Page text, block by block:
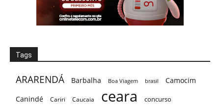
Tags
ARARENDÁ Barbalha Boa Viagem brasil
Camocim
Canindé
Cariri Caucaia ceara concurso